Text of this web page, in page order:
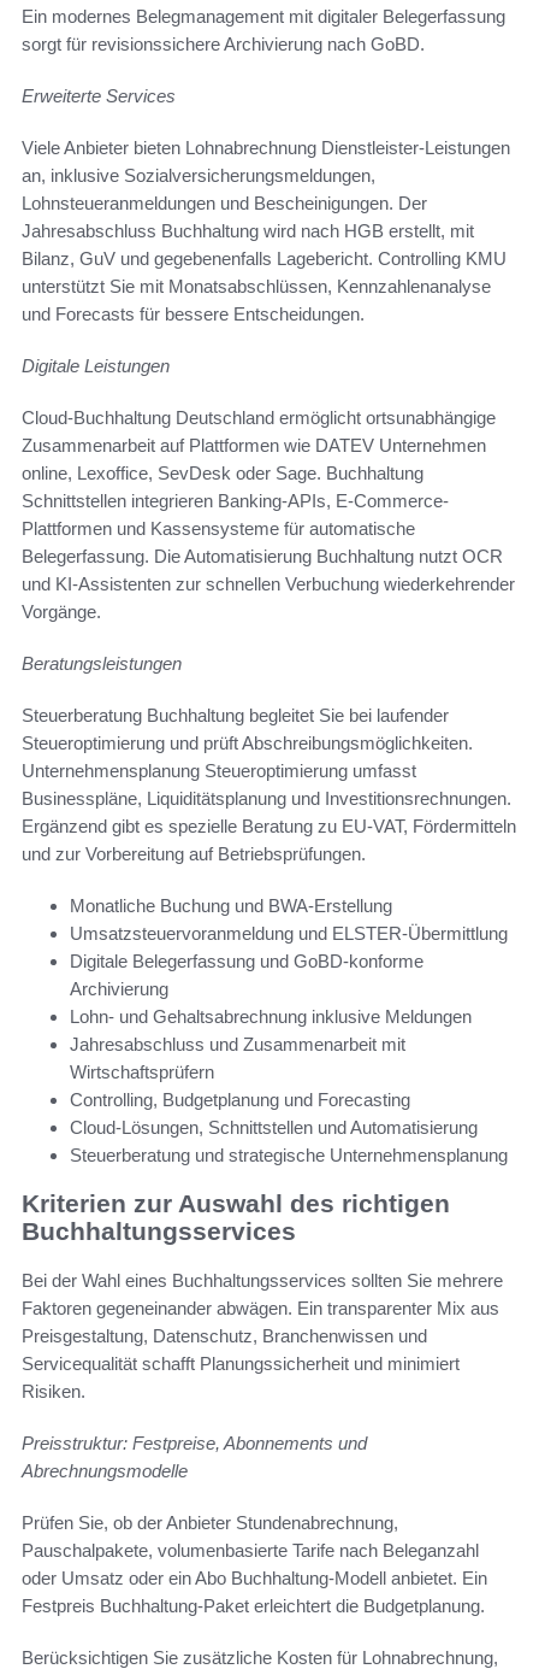
Ein modernes Belegmanagement mit digitaler Belegerfassung
sorgt für revisionssichere Archivierung nach GoBD.
Erweiterte Services
Viele Anbieter bieten Lohnabrechnung Dienstleister-Leistungen
an, inklusive Sozialversicherungsmeldungen,
Lohnsteueranmeldungen und Bescheinigungen. Der
Jahresabschluss Buchhaltung wird nach HGB erstellt, mit
Bilanz, GuV und gegebenenfalls Lagebericht. Controlling KMU
unterstützt Sie mit Monatsabschlüssen, Kennzahlenanalyse
und Forecasts für bessere Entscheidungen.
Digitale Leistungen
Cloud-Buchhaltung Deutschland ermöglicht ortsunabhängige
Zusammenarbeit auf Plattformen wie DATEV Unternehmen
online, Lexoffice, SevDesk oder Sage. Buchhaltung
Schnittstellen integrieren Banking-APIs, E‑Commerce-
Plattformen und Kassensysteme für automatische
Belegerfassung. Die Automatisierung Buchhaltung nutzt OCR
und KI-Assistenten zur schnellen Verbuchung wiederkehrender
Vorgänge.
Beratungsleistungen
Steuerberatung Buchhaltung begleitet Sie bei laufender
Steueroptimierung und prüft Abschreibungsmöglichkeiten.
Unternehmensplanung Steueroptimierung umfasst
Businesspläne, Liquiditätsplanung und Investitionsrechnungen.
Ergänzend gibt es spezielle Beratung zu EU-VAT, Fördermitteln
und zur Vorbereitung auf Betriebsprüfungen.
Monatliche Buchung und BWA-Erstellung
Umsatzsteuervoranmeldung und ELSTER-Übermittlung
Digitale Belegerfassung und GoBD-konforme
Archivierung
Lohn- und Gehaltsabrechnung inklusive Meldungen
Jahresabschluss und Zusammenarbeit mit
Wirtschaftsprüfern
Controlling, Budgetplanung und Forecasting
Cloud-Lösungen, Schnittstellen und Automatisierung
Steuerberatung und strategische Unternehmensplanung
Kriterien zur Auswahl des richtigen
Buchhaltungsservices
Bei der Wahl eines Buchhaltungsservices sollten Sie mehrere
Faktoren gegeneinander abwägen. Ein transparenter Mix aus
Preisgestaltung, Datenschutz, Branchenwissen und
Servicequalität schafft Planungssicherheit und minimiert
Risiken.
Preisstruktur: Festpreise, Abonnements und
Abrechnungsmodelle
Prüfen Sie, ob der Anbieter Stundenabrechnung,
Pauschalpakete, volumenbasierte Tarife nach Beleganzahl
oder Umsatz oder ein Abo Buchhaltung-Modell anbietet. Ein
Festpreis Buchhaltung-Paket erleichtert die Budgetplanung.
Berücksichtigen Sie zusätzliche Kosten für Lohnabrechnung,